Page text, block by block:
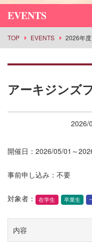
EVENTS
TOP EVENTS 2026年度
アーキジンズ
2026/
開催日：2026/05/01～
事前申し込み：不要
対象者： 在学生 卒業生
内容